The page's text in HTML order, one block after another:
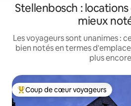
Stellenbosch :
mieux
Les voyageurs sont unanimes :
bien notés en termes
plus
Coups de cœur voyageurs les plus
Coup de cœur voyageurs